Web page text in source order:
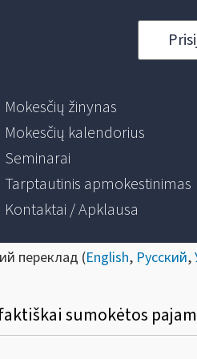
Mokesčių žinynas
Mokesčių kalendorius
Seminarai
Tarptautinis apmokestinimas
Kontaktai / Apklausa
переклад (English, Русский,